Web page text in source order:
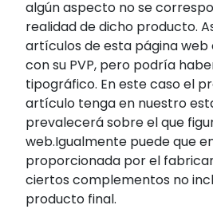
algún aspecto no se
realidad de dicho producto.
artículos de esta página web
con su PVP, pero podría
tipográfico. En este caso el
artículo tenga en nuestro
prevalecerá sobre el que
web.Igualmente puede que
proporcionada por el
ciertos complementos no
producto final.